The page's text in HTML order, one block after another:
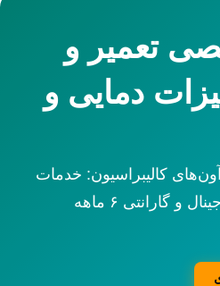
تعمیر و
دمایی و
کالیبراسیون: خدمات
فوری، تامین قطعات اورجینال و گارانتی ۶ ماهه